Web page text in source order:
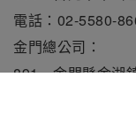
電話：02-5580-
金門總公司：
891 金門縣金湖